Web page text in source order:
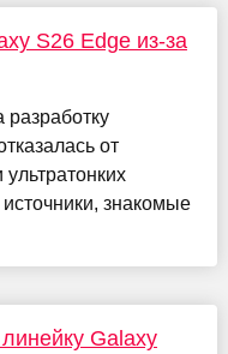
S26 Edge из-за
от
знакомые
Galaxy